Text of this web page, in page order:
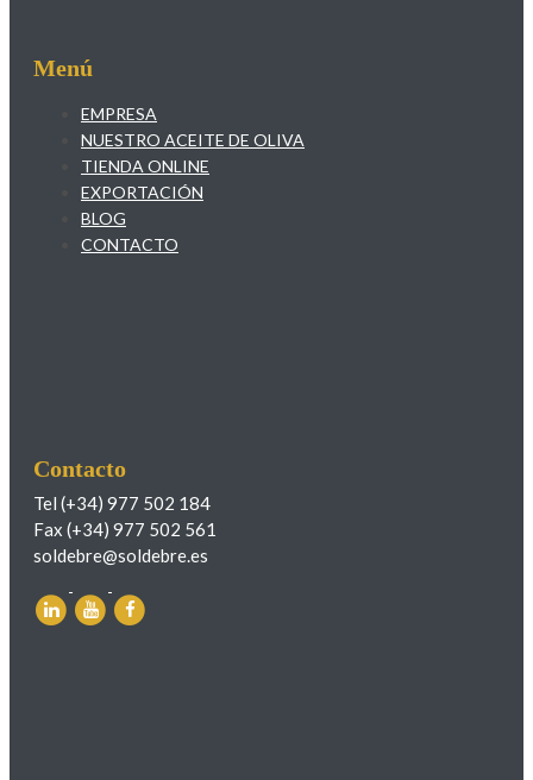
Menú
EMPRESA
NUESTRO ACEITE DE OLIVA
TIENDA ONLINE
EXPORTACIÓN
BLOG
CONTACTO
Contacto
Tel (+34) 977 502 184
Fax (+34) 977 502 561
soldebre@soldebre.es